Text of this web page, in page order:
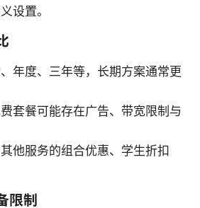
设置。
年度、三年等，长期方案通常更
套餐可能存在广告、带宽限制与
他服务的组合优惠、学生折扣
限制